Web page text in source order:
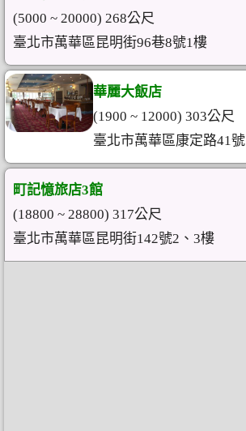
(5000 ~ 20000) 268公尺
臺北市萬華區昆明街96巷8號1樓
華麗大飯店
(1900 ~ 12000) 303公尺
臺北市萬華區康定路41號
町記憶旅店3館
(18800 ~ 28800) 317公尺
臺北市萬華區昆明街142號2、3樓